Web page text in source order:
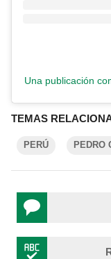
Una publicación
TEMAS
PERÚ PEDRO